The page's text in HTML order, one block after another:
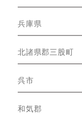
兵庫県
北諸県郡三股町
呉市
和気郡